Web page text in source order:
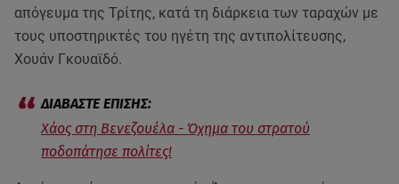
απόγευμα της Τρίτης, κατά τη διάρκεια των ταραχών με
τους υποστηρικτές του ηγέτη της αντιπολίτευσης,
Χουάν Γκουαϊδό.
Χάος στη Βενεζουέλα - Όχημα του στρατού
ποδοπάτησε πολίτες!